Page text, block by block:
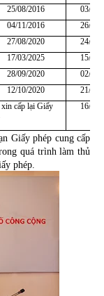
25/08/2016
03/10/
04/11/2016
26/11/
27/08/2020
24/09/
17/03/2025
15/05/
28/09/2020
02/10/
12/10/2020
21/10/
cấp lại Giấy
16/12/
Giấy phép cung cấp
quá trình làm thủ
phép.